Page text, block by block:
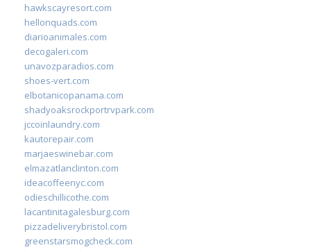
hawkscayresort.com
hellonquads.com
diarioanimales.com
decogaleri.com
unavozparadios.com
shoes-vert.com
elbotanicopanama.com
shadyoaksrockportrvpark.com
jccoinlaundry.com
kautorepair.com
marjaeswinebar.com
elmazatlanclinton.com
ideacoffeenyc.com
odieschillicothe.com
lacantinitagalesburg.com
pizzadeliverybristol.com
greenstarsmogcheck.com